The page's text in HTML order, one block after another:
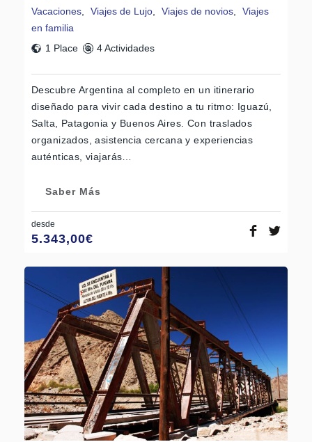
Vacaciones Viajes de Lujo Viajes de novios
Viajes
en familia
1 Place
4 Actividades
Descubre Argentina al completo en un itinerario
diseñado para vivir cada destino a tu ritmo: Iguazú,
Salta, Patagonia y Buenos Aires. Con traslados
organizados, asistencia cercana y experiencias
auténticas, viajarás…
Saber Más
desde
5.343,00€